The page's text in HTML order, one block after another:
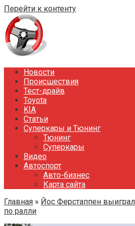
Перейти к контенту
Новости
Происшествия
Тест-драйв
Toyota
KIA
Статьи
Суперкары и Тюнинг
Тюнинг
Суперкары
Видео
Автоспорт
Авто-бизнес
Карта сайта
Главная » Йос Ферстаппен
по ралли